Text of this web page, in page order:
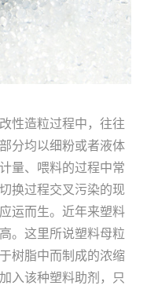
性造粒过程中，往往
分均以细粉或者液体
量、喂料的过程中常
换过程交叉污染的现
运而生。近年来塑料
。这里所说塑料母粒
树脂中而制成的浓缩
入该种塑料助剂，只